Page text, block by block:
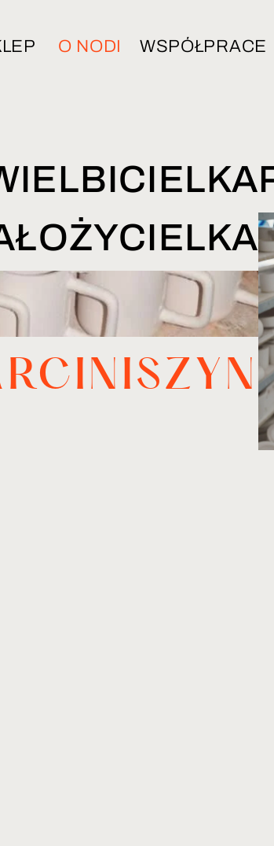
O NODI WSPÓŁPRACE